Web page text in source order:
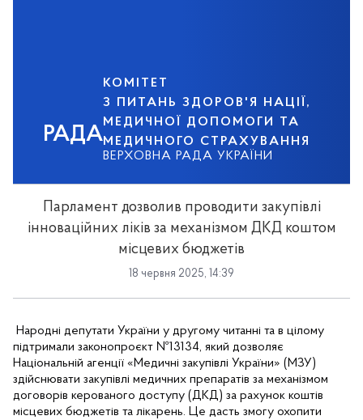
РАДА
КОМІТЕТ
З ПИТАНЬ ЗДОРОВ'Я НАЦІЇ,
МЕДИЧНОЇ ДОПОМОГИ ТА
МЕДИЧНОГО СТРАХУВАННЯ
ВЕРХОВНА РАДА УКРАЇНИ
Парламент дозволив проводити закупівлі
інноваційних ліків за механізмом ДКД коштом
місцевих бюджетів
18 червня 2025, 14:39
Народні депутати України у другому читанні та в цілому
підтримали законопроєкт №13134, який дозволяє
Національній агенції «Медичні закупівлі України» (МЗУ)
здійснювати закупівлі медичних препаратів за механізмом
договорів керованого доступу (ДКД) за рахунок коштів
місцевих бюджетів та лікарень. Це дасть змогу охопити